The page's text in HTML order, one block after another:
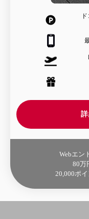
Webエン
80万
20,000ポイ